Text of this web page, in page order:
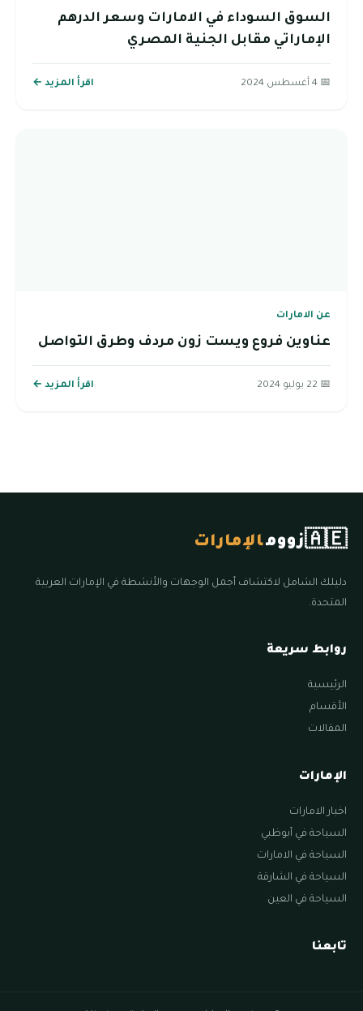
السوق السوداء في الامارات وسعر الدرهم
الإماراتي مقابل الجنية المصري
📅 4 أغسطس 2024 اقرأ المزيد ←
عن الامارات
عناوين فروع ويست زون مردف وطرق التواصل
📅 22 يوليو 2024 اقرأ المزيد ←
🇦🇪زوومالإمارات
دليلك الشامل لاكتشاف أجمل الوجهات والأنشطة في الإمارات العربية
المتحدة.
روابط سريعة
الرئيسية
الأقسام
المقالات
الإمارات
اخبار الامارات
السياحة في أبوظبي
السياحة في الامارات
السياحة في الشارقة
السياحة في العين
تابعنا